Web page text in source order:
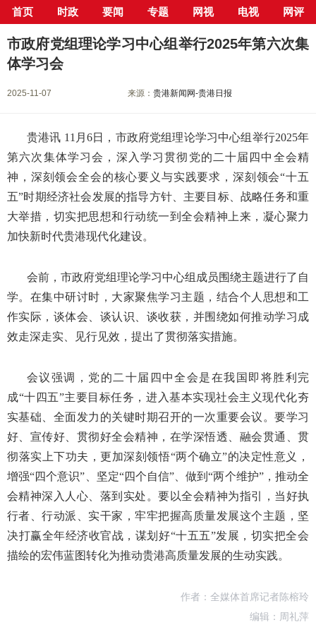
首页 时政 要闻 专题 网视 电视 网评
当前位置： 首页> 新闻中心> 要闻> 正文
市政府党组理论学习中心组举行2025年第六次集
体学习会
2025-11-07 来源：贵港新闻网-贵港日报
贵港讯 11月6日，市政府党组理论学习中心组举行2025年
第六次集体学习会，深入学习贯彻党的二十届四中全会精
神，深刻领会全会的核心要义与实践要求，深刻领会“十五
五”时期经济社会发展的指导方针、主要目标、战略任务和重
大举措，切实把思想和行动统一到全会精神上来，凝心聚力
加快新时代贵港现代化建设。
会前，市政府党组理论学习中心组成员围绕主题进行了自
学。在集中研讨时，大家聚焦学习主题，结合个人思想和工
作实际，谈体会、谈认识、谈收获，并围绕如何推动学习成
效走深走实、见行见效，提出了贯彻落实措施。
会议强调，党的二十届四中全会是在我国即将胜利完
成“十四五”主要目标任务，进入基本实现社会主义现代化夯
实基础、全面发力的关键时期召开的一次重要会议。要学习
好、宣传好、贯彻好全会精神，在学深悟透、融会贯通、贯
彻落实上下功夫，更加深刻领悟“两个确立”的决定性意义，
增强“四个意识”、坚定“四个自信”、做到“两个维护”，推动全
会精神深入人心、落到实处。要以全会精神为指引，当好执
行者、行动派、实干家，牢牢把握高质量发展这个主题，坚
决打赢全年经济收官战，谋划好“十五五”发展，切实把全会
描绘的宏伟蓝图转化为推动贵港高质量发展的生动实践。
作者：全媒体首席记者陈榕玲
编辑：周礼萍